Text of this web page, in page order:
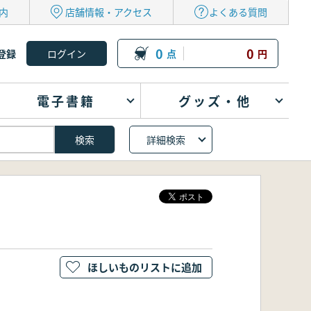
店舗情報・アクセス よくある質問
録 0 点 0 円
電子書籍 グッズ・他
詳細検索
ほしいものリストに追加